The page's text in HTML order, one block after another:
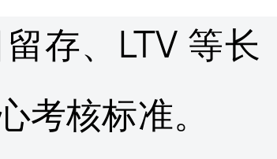
存、LTV 等长
考核标准。